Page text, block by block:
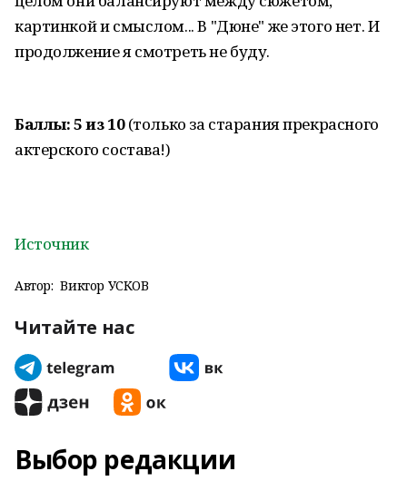
картинкой и смыслом... В "Дюне" же этого нет. И
продолжение я смотреть не буду.
Баллы: 5 из 10(только за старания прекрасного
актерского состава!)
Источник
Автор: Виктор УСКОВ
Читайте нас
Выбор редакции